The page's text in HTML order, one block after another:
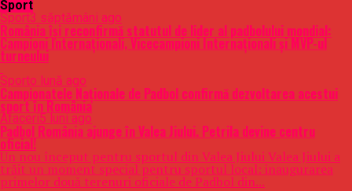
Sport
Sport3 săptămâni ago
România își reconfirmă statutul de lider al padbolului mondial:
Campioni Internaționali, Vicecampioni Internaționali și MVP-ul
turneului
Sporto lună ago
Campionatele Naționale de Padbol confirmă dezvoltarea acestui
sport în România
Afaceri5 luni ago
Padbol România ajunge în Valea Jiului. Petrila devine centru
oficial!
Un nou început pentru sportul din Valea Jiului Valea Jiului a
trăit un moment special pentru sportul local: inaugurarea
primelor două terenuri oficiale de Padbol din...